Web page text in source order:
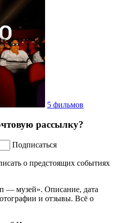
5 фильмов
рассылку?
Подписаться
о предстоящих событиях
— музей». Описание, дата
и отзывы. Всё о